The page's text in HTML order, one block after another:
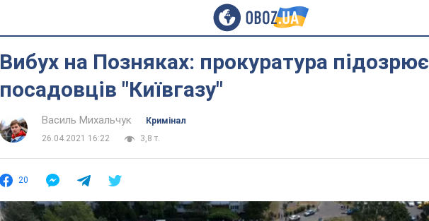
Вибух на Позняках: прокуратура підозрює
посадовців "Київгазу"
Василь Михальчук
Кримінал
26.04.2021 16:22
3,8 т.
20